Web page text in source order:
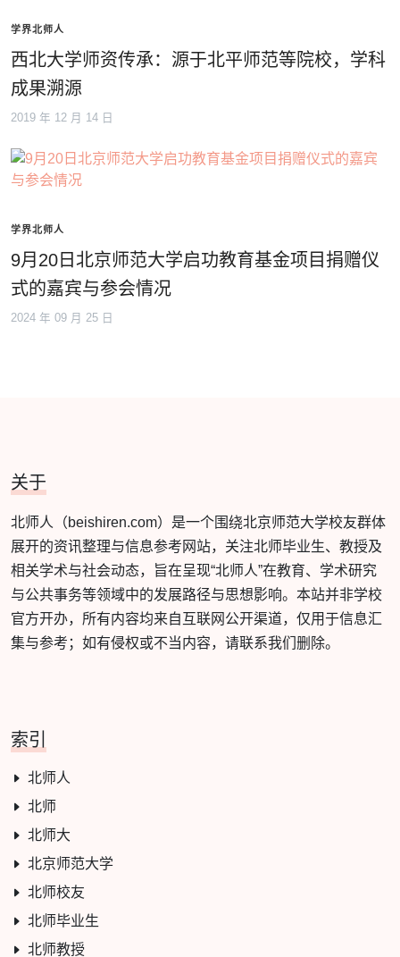
学界北师人
西北大学师资传承：源于北平师范等院校，学科
成果溯源
2019 年 12 月 14 日
学界北师人
9月20日北京师范大学启功教育基金项目捐赠仪
式的嘉宾与参会情况
2024 年 09 月 25 日
关于
北师人（beishiren.com）是一个围绕北京师范大学校友群体
展开的资讯整理与信息参考网站，关注北师毕业生、教授及
相关学术与社会动态，旨在呈现“北师人”在教育、学术研究
与公共事务等领域中的发展路径与思想影响。本站并非学校
官方开办，所有内容均来自互联网公开渠道，仅用于信息汇
集与参考；如有侵权或不当内容，请联系我们删除。
索引
北师人
北师
北师大
北京师范大学
北师校友
北师毕业生
北师教授